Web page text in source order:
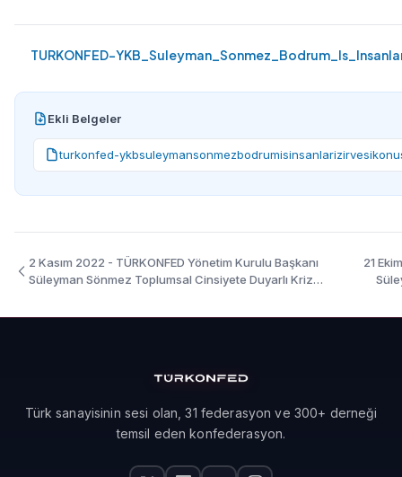
TURKONFED-
Ekli Belgeler
turkonfed-
2 Kasım 2022 - TÜRKONFED Yönetim Kurulu Başkanı
Süleyman Sönmez Toplumsal Cinsiyete Duyarlı Kriz
21
Türk sanayisinin sesi olan, 31 federasyon ve 300+ derneği
temsil eden konfederasyon.